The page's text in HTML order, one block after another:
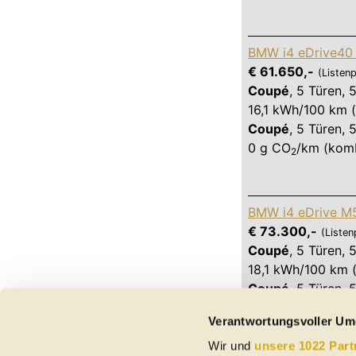
Verantwortungsvoller
Wir und unsere 1022
BMW i4
€ 61.650,-
Coupé, 5 Türen,
16,1 kWh/100
Coupé, 5 Türen,
0 g CO2/km
BMW i4 eDrive
€ 73.300,-
Coupé, 5 Türen,
18,1 kWh/100
Coupé,5 Türen,